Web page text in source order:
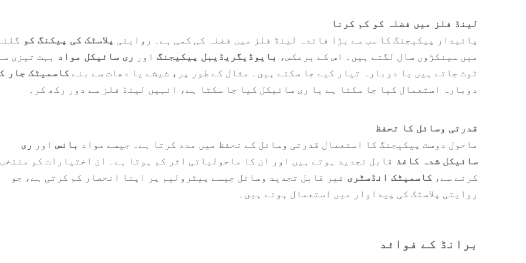
لینڈ فلز میں فضلہ کو کم کرنا
پائیدار پیکیجنگ کا سب سے بڑا فائدہ لینڈ فلز میں فضلہ کی کمی ہے۔ روایتی پلاسٹک کی پیکنگ کو
میں سینکڑوں سال لگتے ہیں۔ اس کے برعکس، بایوڈیگریڈیبل پیکیجنگ اور ری سائیکل مواد بہت تیزی
ٹوٹ جاتے ہیں یا دوبارہ تیار کیے جا سکتے ہیں۔ مثال کے طور پر، شیشے یا دھات سے بنے کاسمیٹک جار
دوبارہ استعمال کیا جا سکتا ہے یا ری سائیکل کیا جا سکتا ہے، انہیں لینڈ فلز سے دور رکھ کر۔
قدرتی وسائل کا تحفظ
ماحول دوست پیکیجنگ کا استعمال قدرتی وسائل کے تحفظ میں مدد کرتا ہے۔ جیسے مواد بانس اور ری
سائیکل شدہ کاغذ قابل تجدید ہوتے ہیں اور ان کا ماحولیاتی اثر کم ہوتا ہے۔ ان اختیارات کو منتخب
کرنے سے، کاسمیٹک انڈسٹری غیر قابل تجدید وسائل جیسے پیٹرولیم پر اپنا انحصار کم کرتی ہے، جو
روایتی پلاسٹک کی پیداوار میں استعمال ہوتے ہیں۔
برانڈ کے فوائد